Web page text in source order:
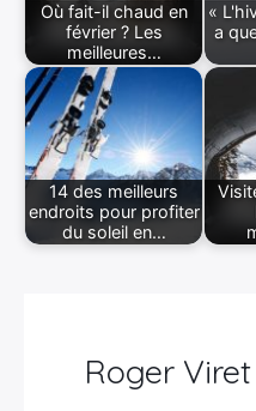
Où fait-il chaud en
février ? Les
meilleures…
«
a
14 des meilleurs
endroits pour profiter
du soleil en…
Roger Viret